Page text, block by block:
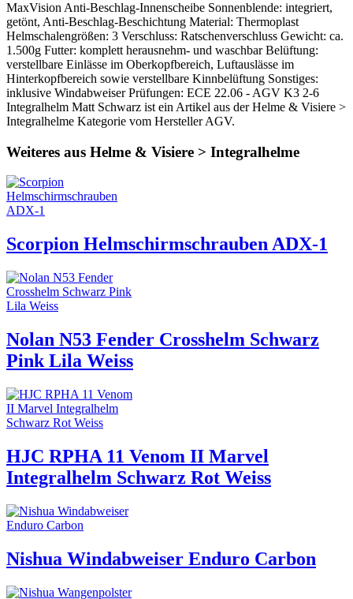
MaxVision Anti-Beschlag-Innenscheibe Sonnenblende: integriert,
getönt, Anti-Beschlag-Beschichtung Material: Thermoplast
Helmschalengrößen: 3 Verschluss: Ratschenverschluss Gewicht: ca.
1.500g Futter: komplett herausnehm- und waschbar Belüftung:
verstellbare Einlässe im Oberkopfbereich, Luftauslässe im
Hinterkopfbereich sowie verstellbare Kinnbelüftung Sonstiges:
inklusive Windabweiser Prüfungen: ECE 22.06 - AGV K3 2-6
Integralhelm Matt Schwarz ist ein Artikel aus der Helme & Visiere >
Integralhelme Kategorie vom Hersteller AGV.
Weiteres aus Helme & Visiere > Integralhelme
Scorpion Helmschirmschrauben ADX-1
Nolan N53 Fender Crosshelm Schwarz
Pink Lila Weiss
HJC RPHA 11 Venom II Marvel
Integralhelm Schwarz Rot Weiss
Nishua Windabweiser Enduro Carbon